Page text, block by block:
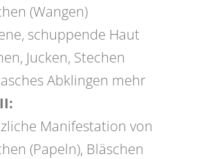
(Wangen)
schuppende Haut
Jucken, Stechen
Abklingen mehr
Manifestation von
(Papeln), Bläschen